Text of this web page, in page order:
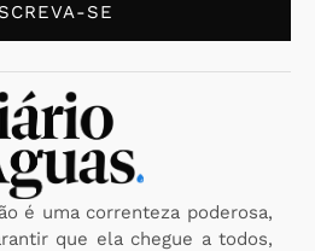
SE
é uma correnteza poderosa,
que ela chegue a todos,